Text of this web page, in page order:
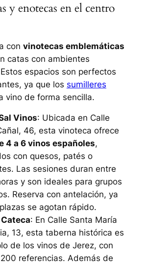
y enotecas en el centro
con vinotecas emblemáticas
catas con ambientes
espacios son perfectos
ya que los sumilleres
vino de forma sencilla.
Vinos: Ubicada en Calle
46, esta vinoteca ofrece
4 a 6 vinos españoles,
con quesos, patés o
Las sesiones duran entre
y son ideales para grupos
Reserva con antelación, ya
se agotan rápido.
: En Calle Santa María
13, esta taberna histórica es
de los vinos de Jerez, con
referencias. Además de